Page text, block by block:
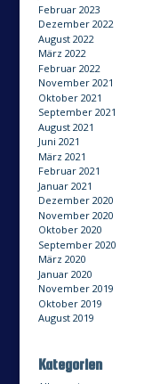
Februar 2023
Dezember 2022
August 2022
März 2022
Februar 2022
November 2021
Oktober 2021
September 2021
August 2021
Juni 2021
März 2021
Februar 2021
Januar 2021
Dezember 2020
November 2020
Oktober 2020
September 2020
März 2020
Januar 2020
November 2019
Oktober 2019
August 2019
Kategorien